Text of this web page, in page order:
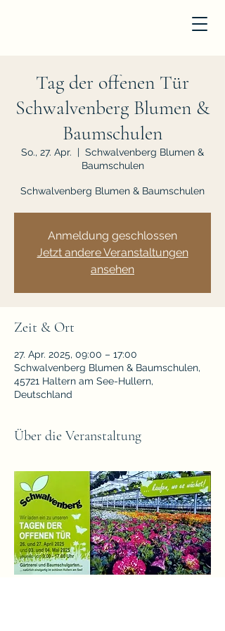
Tag der offenen Tür
Schwalvenberg Blumen &
Baumschulen
So., 27. Apr.
  |
Schwalvenberg Blumen &
Baumschulen
Schwalvenberg Blumen & Baumschulen
Anmeldung geschlossen
Jetzt andere Veranstaltungen
ansehen
Zeit & Ort
27. Apr. 2025, 09:00 – 17:00
Schwalvenberg Blumen & Baumschulen,
45721 Haltern am See-Hullern,
Deutschland
Über die Veranstaltung